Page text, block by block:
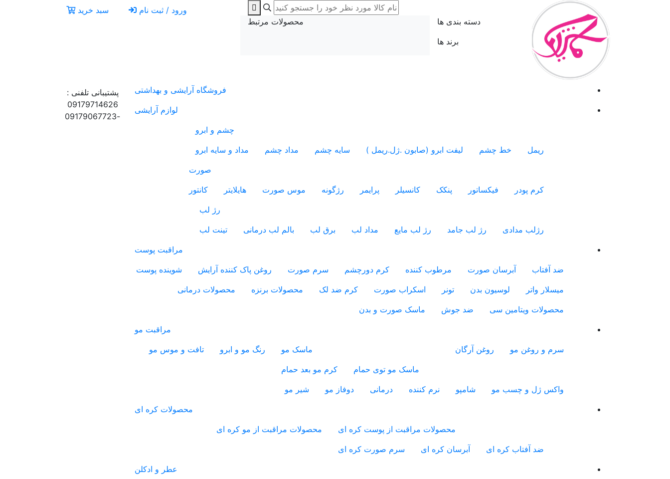
دسته بندی ها
برند ها
محصولات مرتبط
ورود / ثبت نام سبد خرید
فروشگاه آرایشی و بهداشتی
لوازم آرایشی
چشم و ابرو
ریمل
خط چشم لیفت ابرو (صابون .ژل.ریمل ) سایه چشم مداد چشم
مداد و سایه ابرو
صورت
کرم پودر
فیکساتور پنکک کانسیلر پرایمر رژگونه موس صورت هایلایتر
کانتور
رژ لب
رژلب مدادی
رژ لب جامد رژ لب مایع مداد لب برق لب بالم لب درمانی
تینت لب
مراقبت پوست
ضد آفتاب
آبرسان صورت مرطوب کننده کرم دورچشم سرم صورت روغن پاک کننده آرایش
شوینده پوست
میسلار واتر
لوسیون بدن تونر اسکراب صورت کرم ضد لک محصولات برنزه
محصولات درمانی
محصولات ویتامین سی
ضد جوش
ماسک صورت و بدن
مراقبت مو
سرم و روغن مو
روغن آرگان
ماسک مو
ماسک مو توی حمام
کرم مو بعد حمام
رنگ مو و ابرو تافت و موس مو
واکس ژل و چسب مو شامپو نرم کننده درمانی دوفاز مو
شیر مو
محصولات کره ای
محصولات مراقبت از پوست کره ای
ضد آفتاب کره ای
آبرسان کره ای سرم صورت کره ای
محصولات مراقبت از مو کره ای
عطر و ادکلن
پشتیبانی تلفنی :
09179714626
-09179067723